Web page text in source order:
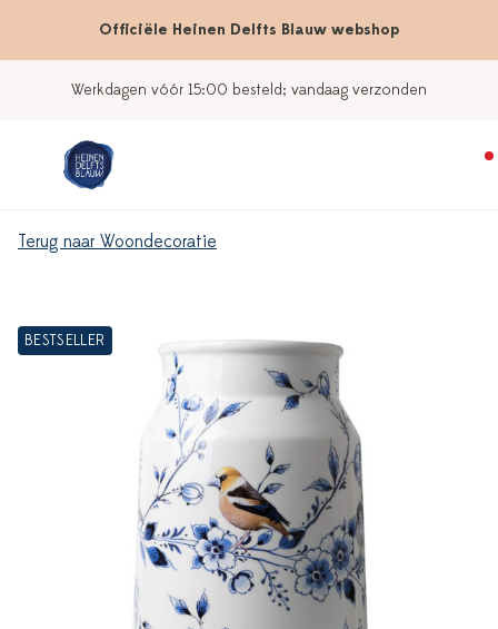
Officiële Heinen Delfts Blauw webshop
Werkdagen vóór 15:00 besteld; vandaag verzonden
Terug naar Woondecoratie
BESTSELLER